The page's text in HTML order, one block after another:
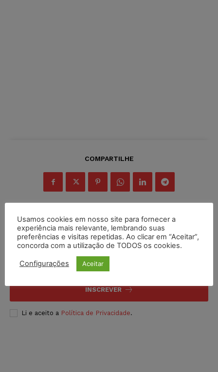
COMPARTILHE
Inscreva-se
INSCREVER
Li e aceito a Política de Privacidade.
Usamos cookies em nosso site para fornecer a
experiência mais relevante, lembrando suas
preferências e visitas repetidas. Ao clicar em “Aceitar”,
concorda com a utilização de TODOS os cookies.
Configurações Aceitar